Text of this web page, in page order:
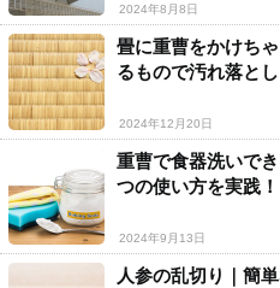
2024年8月8日
畳に重曹をかけち
るもので汚れ落とし
2024年12月20日
重曹で食器洗いで
つの使い方を実践！
2024年9月13日
人参の乱切り｜簡